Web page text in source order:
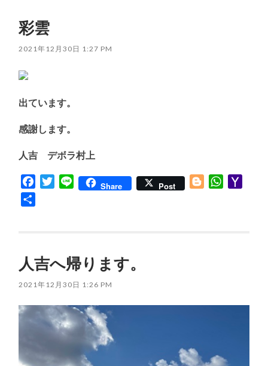
彩雲
2021年12月30日 1:27 PM
出ています。
感謝します。
人吉 デボラ村上
FacebookTwitter
Line Share Post BloggerWhatsApp
人吉へ帰ります。
2021年12月30日 1:26 PM